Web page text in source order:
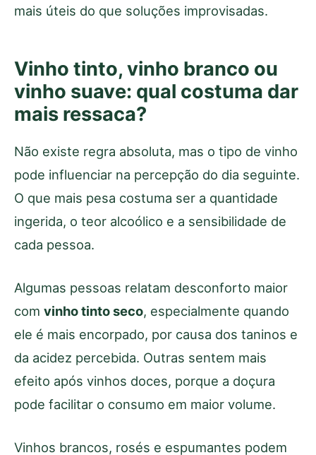
mais úteis do que soluções improvisadas.
Vinho tinto, vinho branco ou
vinho suave: qual costuma dar
mais ressaca?
Não existe regra absoluta, mas o tipo de vinho
pode influenciar na percepção do dia seguinte.
O que mais pesa costuma ser a quantidade
ingerida, o teor alcoólico e a sensibilidade de
cada pessoa.
Algumas pessoas relatam desconforto maior
com vinho tinto seco, especialmente quando
ele é mais encorpado, por causa dos taninos e
da acidez percebida. Outras sentem mais
efeito após vinhos doces, porque a doçura
pode facilitar o consumo em maior volume.
Vinhos brancos, rosés e espumantes podem